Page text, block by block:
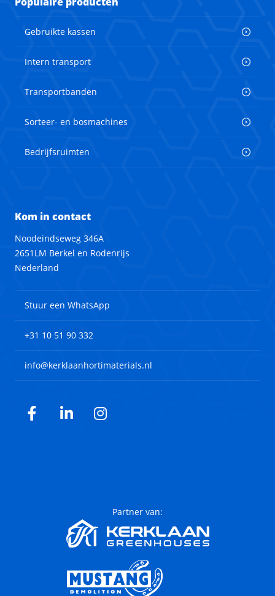
Gebruikte kassen
Intern transport
Transportbanden
Sorteer- en bosmachines
Bedrijfsruimten
Kom in contact
Noodeindseweg 346A
2651LM Berkel en Rodenrijs
Nederland
Stuur een WhatsApp
+31 10 51 90 332
info@kerklaanhortimaterials.nl
Facebook
LinkedInInstagram
Partner van: